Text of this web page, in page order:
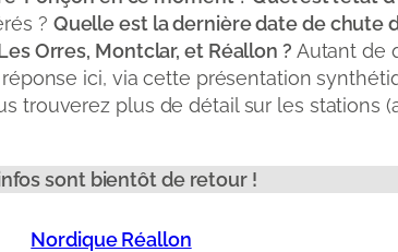
? Quelle est la dernière date de chute
Orres, Montclar, et Réallon ? Autant de
ici, via cette présentation
trouverez plus de détail sur les stations
sont bientôt de retour !
Nordique Réallon